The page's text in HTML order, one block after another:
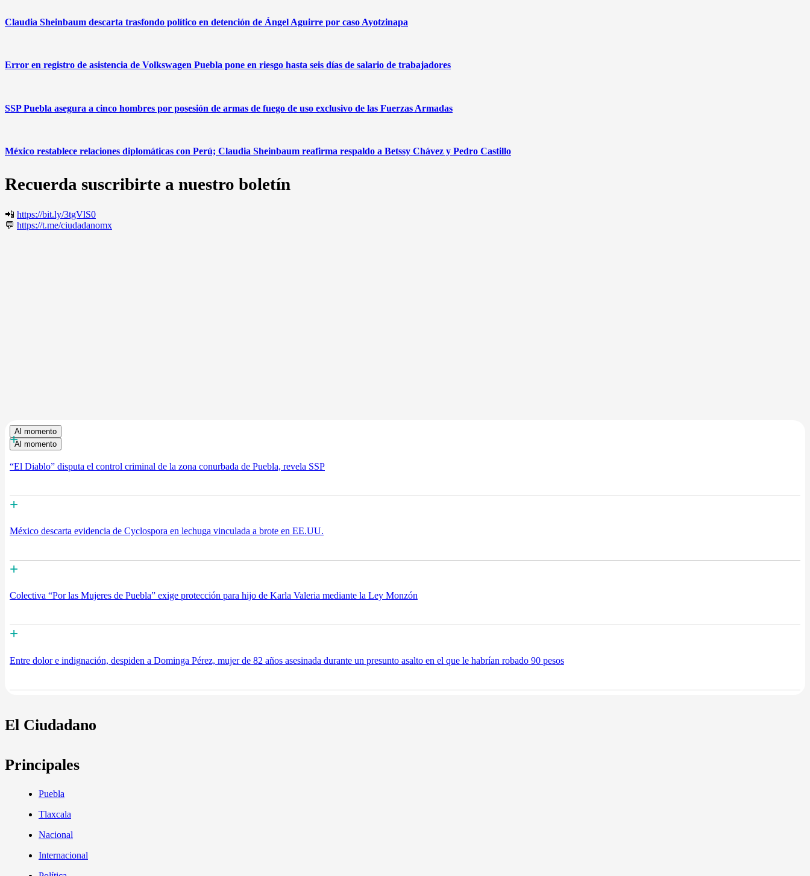
Claudia Sheinbaum descarta trasfondo político en detención de Ángel Aguirre por caso Ayotzinapa
Error en registro de asistencia de Volkswagen Puebla pone en riesgo hasta seis días de salario de trabajadores
SSP Puebla asegura a cinco hombres por posesión de armas de fuego de uso exclusivo de las Fuerzas Armadas
México restablece relaciones diplomáticas con Perú; Claudia Sheinbaum reafirma respaldo a Betssy Chávez y Pedro Castillo
Recuerda suscribirte a nuestro boletín
📲 https://bit.ly/3tgVlS0
💬 https://t.me/ciudadanomx
Al momento
Al momento
+
“El Diablo” disputa el control criminal de la zona conurbada de Puebla, revela SSP
+
México descarta evidencia de Cyclospora en lechuga vinculada a brote en EE.UU.
+
Colectiva “Por las Mujeres de Puebla” exige protección para hijo de Karla Valeria mediante la Ley Monzón
+
Entre dolor e indignación, despiden a Dominga Pérez, mujer de 82 años asesinada durante un presunto asalto en el que le habrían robado 90 pesos
El Ciudadano
Principales
Puebla
Tlaxcala
Nacional
Internacional